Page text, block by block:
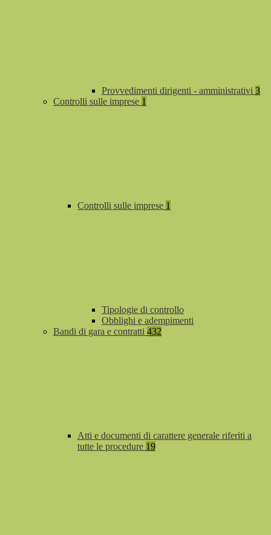
Provvedimenti dirigenti - amministrativi 3
Controlli sulle imprese 1
Controlli sulle imprese 1
Tipologie di controllo
Obblighi e adempimenti
Bandi di gara e contratti 432
Atti e documenti di carattere generale riferiti a
tutte le procedure 19